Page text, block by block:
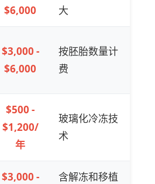
$6,000
大
$3,000 -
$6,000
按胚胎数量计
费
$500 -
$1,200/
年
玻璃化冷冻技
术
$3,000 -
含解冻和移植